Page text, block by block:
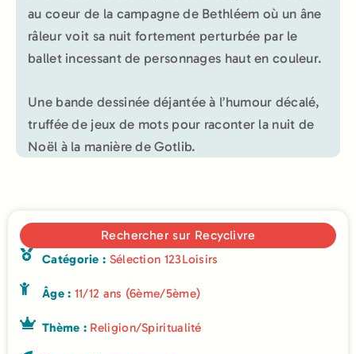
au coeur de la campagne de Bethléem où un âne
râleur voit sa nuit fortement perturbée par le
ballet incessant de personnages haut en couleur.
Une bande dessinée déjantée à l’humour décalé,
truffée de jeux de mots pour raconter la nuit de
Noël à la manière de Gotlib.
Rechercher sur Recyclivre
Catégorie : Sélection 123Loisirs
Âge : 11/12 ans (6ème/5ème)
Thème : Religion/Spiritualité